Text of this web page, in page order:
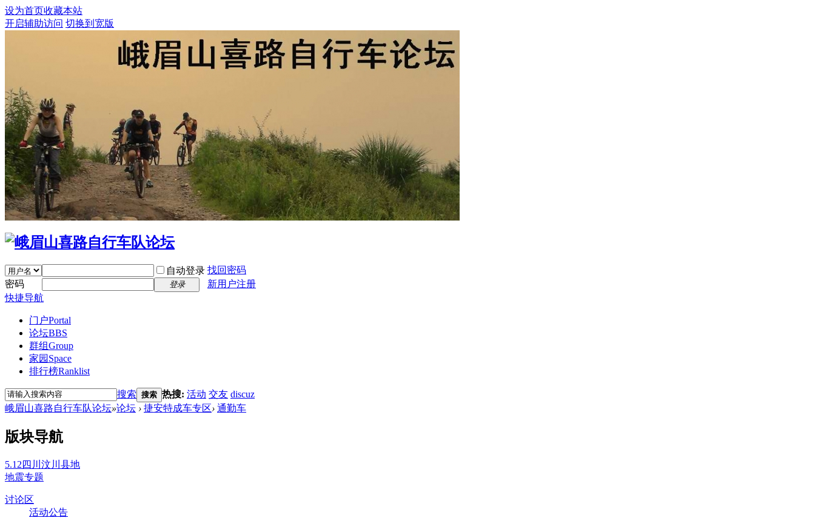
设为首页收藏本站
开启辅助访问 切换到宽版
自动登录 找回密码
密码
登录
新用户注册
快捷导航
门户Portal
论坛BBS
群组Group
家园 Space
排行榜Ranklist
搜索 搜索 热搜: 活动 交友 discuz
峨眉山喜路自行车队论坛»论坛 › 捷安特成车专区› 通勤车
版块导航
5.12四川汶川县地
地震专题
讨论区
活动公告